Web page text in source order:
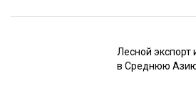
Лесной экспорт
в Среднюю Азию